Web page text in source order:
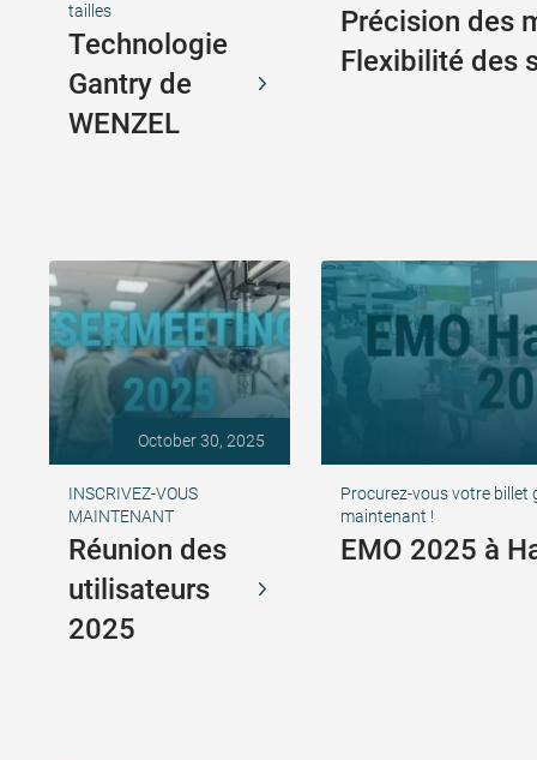
tailles
Technologie
Gantry de
WENZEL
Précision des
Flexibilité des
October 30, 2025
INSCRIVEZ-VOUS
MAINTENANT
Réunion des
utilisateurs
2025
Procurez-vous votre billet
maintenant !
EMO 2025 à